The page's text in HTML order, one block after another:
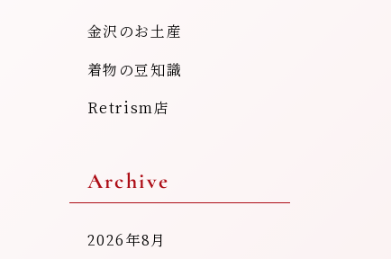
金沢のお土産
着物の豆知識
Retrism店
Archive
2026年8月